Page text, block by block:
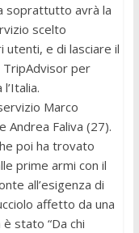
soprattutto avrà la
scelto
e di lasciare il
per
Marco
Andrea Faliva (27).
poi ha trovato
prime armi con il
all’esigenza di
affetto da una
stato “Da chi